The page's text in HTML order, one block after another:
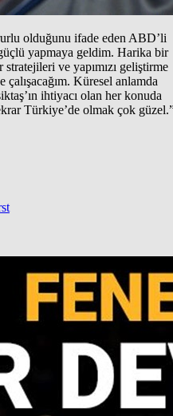
olduğunu ifade eden ABD’li
yapmaya geldim. Harika bir
ve yapımızı geliştirme
çalışacağım. Küresel anlamda
ihtiyacı olan her konuda
Türkiye’de olmak çok